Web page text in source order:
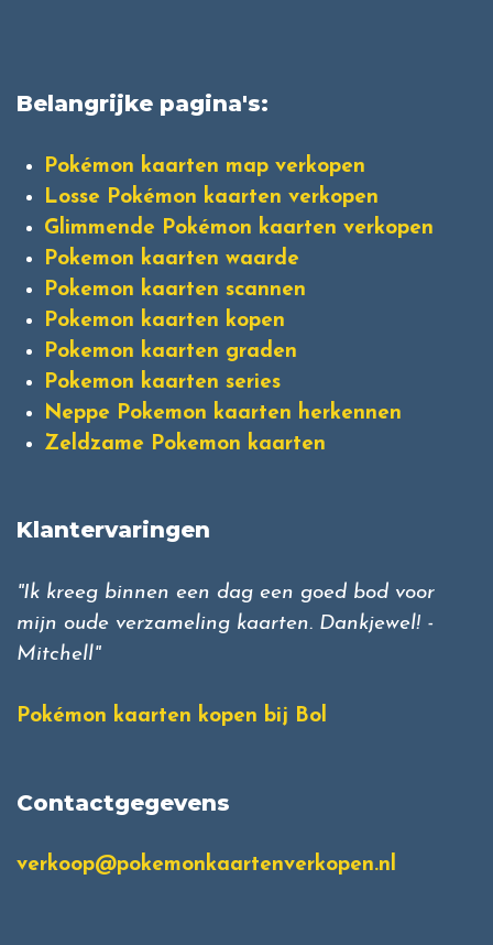
Belangrijke pagina's:
Pokémon kaarten map verkopen
Losse Pokémon kaarten verkopen
Glimmende Pokémon kaarten verkopen
Pokemon kaarten waarde
Pokemon kaarten scannen
Pokemon kaarten kopen
Pokemon kaarten graden
Pokemon kaarten series
Neppe Pokemon kaarten herkennen
Zeldzame Pokemon kaarten
Klantervaringen
"Ik kreeg binnen een dag een goed bod voor
mijn oude verzameling kaarten. Dankjewel! -
Mitchell"
Pokémon kaarten kopen bij Bol
Contactgegevens
verkoop@pokemonkaartenverkopen.nl